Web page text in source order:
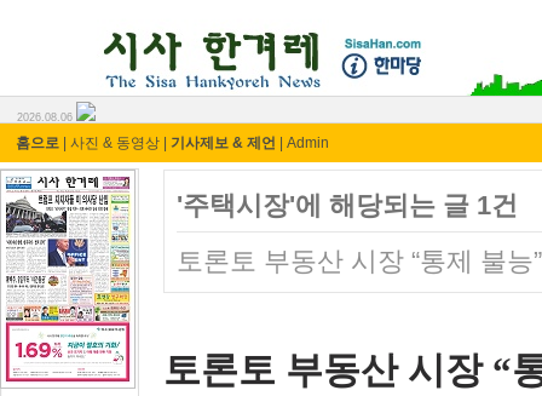
2026.08.06
홈으로 사진 & 동영상 기사제보 & 제언 Admin
'주택시장'에 해당되는 글 1건
토론토 부동산 시장 “통제 불
토론토 부동산 시장 “